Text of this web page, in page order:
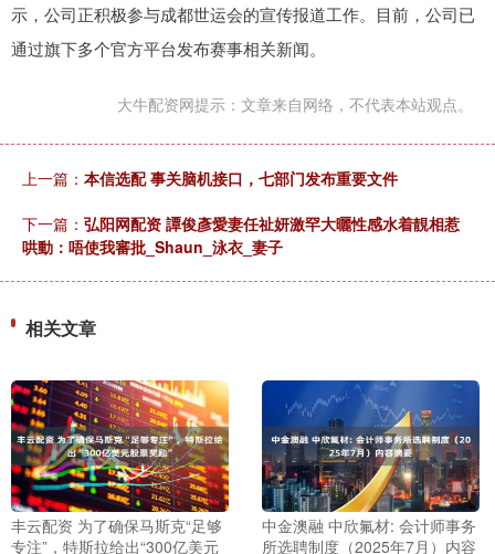
示，公司正积极参与成都世运会的宣传报道工作。目前，公司已
通过旗下多个官方平台发布赛事相关新闻。
大牛配资网提示：文章来自网络，不代表本站观点。
上一篇： 本信选配 事关脑机接口，七部门发布重要文件
下一篇： 弘阳网配资 譚俊彥愛妻任祉妍激罕大曬性感水着靚相惹
哄動：唔使我審批_Shaun_泳衣_妻子
相关文章
丰云配资 为了确保马斯克“足够
专注”，特斯拉给出“300亿美元
中金澳融 中欣氟材: 会计师事务
所选聘制度（2025年7月）内容